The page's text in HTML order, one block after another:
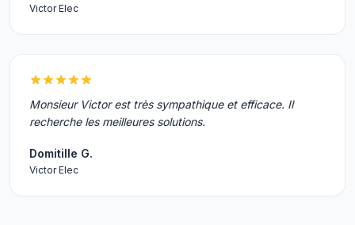
Victor Elec
Monsieur Victor est très sympathique et efficace. Il
recherche les meilleures solutions.
Domitille G.
Victor Elec